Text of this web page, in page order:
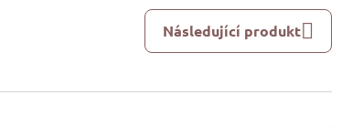
Následující produkt